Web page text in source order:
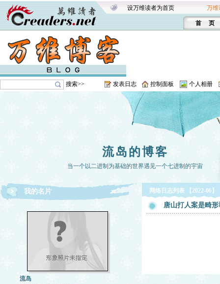
设万维读者为首页 万维
首 页
搜索>> 发表日志 控制面板 个人相册
流岛的博客
当一个以二进制为基础的世界遇见一个七进制的宇宙
我的名片
流岛
网络日志列表 【2022-06】
唐山打人案是畸